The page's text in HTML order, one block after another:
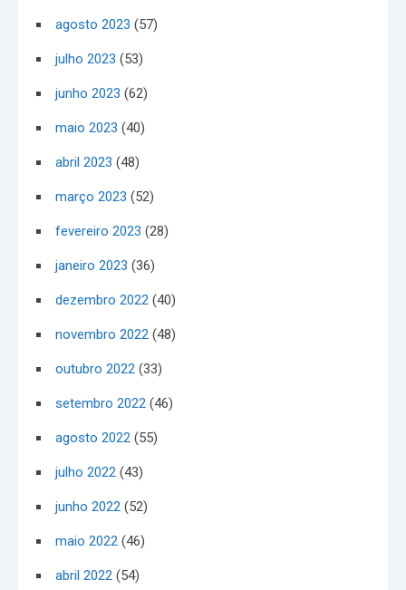
agosto 2023 (57)
julho 2023 (53)
junho 2023 (62)
maio 2023 (40)
abril 2023 (48)
março 2023 (52)
fevereiro 2023 (28)
janeiro 2023 (36)
dezembro 2022 (40)
novembro 2022 (48)
outubro 2022 (33)
setembro 2022 (46)
agosto 2022 (55)
julho 2022 (43)
junho 2022 (52)
maio 2022 (46)
abril 2022 (54)